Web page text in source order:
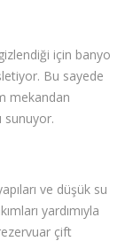
için banyo
Bu sayede
mekandan
sunuyor.
ve düşük su
yardımıyla
çift